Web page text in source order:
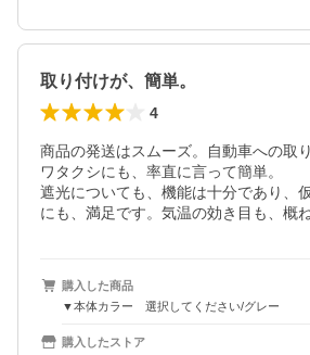
取り付けが、簡単。
4
商品の発送はスムーズ。自動車への取
ワタクシにも、率直に言って簡単。
遮光についても、機能は十分であり、
にも、満足です。気温の効き目も、概
購入した商品
▼本体カラー 選択してください/グレー
購入したストア